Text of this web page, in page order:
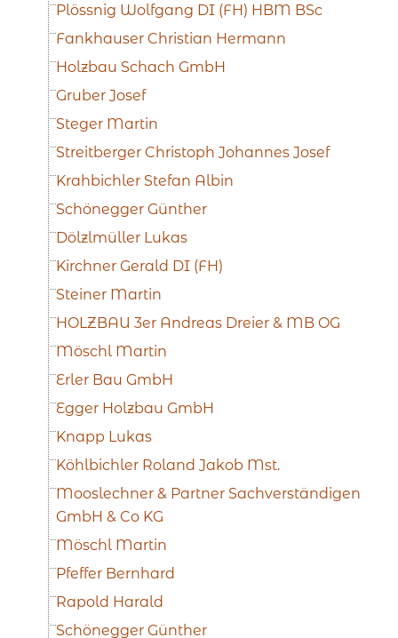
Plössnig Wolfgang DI (FH) HBM BSc
Fankhauser Christian Hermann
Holzbau Schach GmbH
Gruber Josef
Steger Martin
Streitberger Christoph Johannes Josef
Krahbichler Stefan Albin
Schönegger Günther
Dölzlmüller Lukas
Kirchner Gerald DI (FH)
Steiner Martin
HOLZBAU 3er Andreas Dreier & MB OG
Möschl Martin
Erler Bau GmbH
Egger Holzbau GmbH
Knapp Lukas
Köhlbichler Roland Jakob Mst.
Mooslechner & Partner Sachverständigen
GmbH & Co KG
Möschl Martin
Pfeffer Bernhard
Rapold Harald
Schönegger Günther